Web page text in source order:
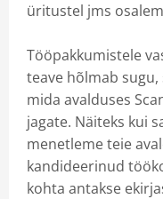
üritustel jms
Tööpakkumistele
teave hõlmab
mida avalduses
jagate. Näiteks kui
menetleme teie
kandideerinud
kohta antakse